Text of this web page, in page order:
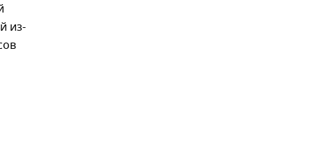
из-